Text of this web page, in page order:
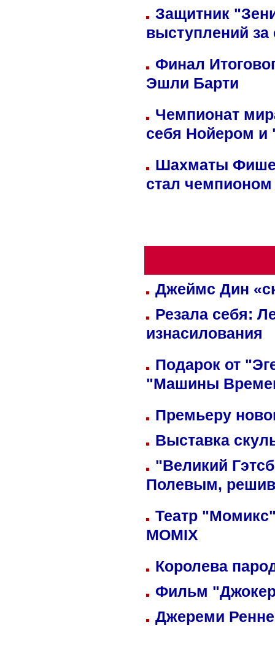
Защитник
выступлений
Финал
Эшли Барти
Чемпионат
себя Нойером и
Шахматы
стал
Джеймс Дин
Резала себя:
изнасилования
Подарок от
"Машины
Премьеру
Выставка
"Великий
Полевым,
Театр
MOMIX
Королева
Фильм
Джереми